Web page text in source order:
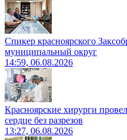
Спикер красноярского
муниципальный округ
14:59, 06.08.2026
Красноярские хирурги
сердце без разрезов
13:27, 06.08.2026